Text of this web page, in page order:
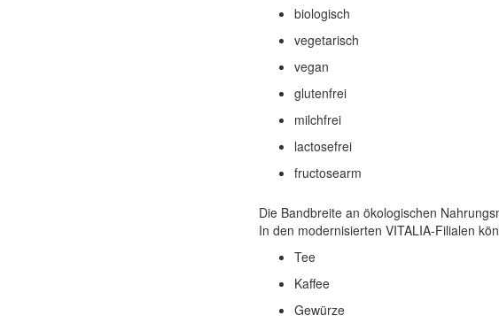
biologisch
vegetarisch
vegan
glutenfrei
milchfrei
lactosefrei
fructosearm
Die Bandbreite an ökologischen
In den modernisierten VITALIA-Filialen
Tee
Kaffee
Gewürze